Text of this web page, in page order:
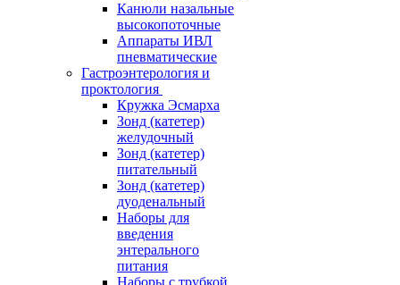
Канюли назальные
высокопоточные
Аппараты ИВЛ
пневматические
Гастроэнтерология и
проктология
Кружка Эсмарха
Зонд (катетер)
желудочный
Зонд (катетер)
питательный
Зонд (катетер)
дуоденальный
Наборы для
введения
энтерального
питания
Наборы с трубкой